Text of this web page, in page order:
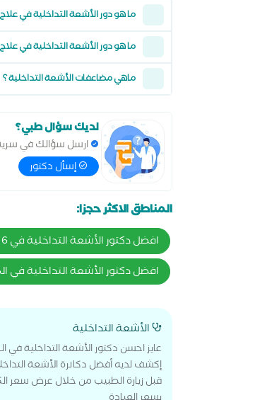
ما هو دور الأشعة التداخلية في علاج
ما هو دور الأشعة التداخلية في
ماهي مضاعفات الأشعة التداخلية ؟
لديك سؤال طبي؟
ارسل سؤالك في
إسأل دكتور
المناطق الاكثر حجزا:
افضل دكتور الأشعة التداخلية في 6 اكتوبر
افضل دكتور الأشعة التداخلية في
الأشعة التداخلية
عايز احسن دكتور الأشعة التداخلية في
إكشف لديه أفضل دكاترة الأشعة
قبل زيارة الطبيب من خلال عرض سعر